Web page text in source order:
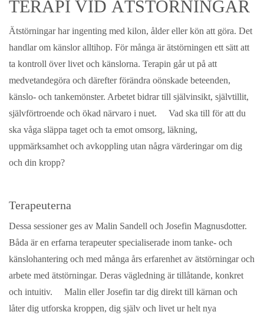
TERAPI VID ÄTSTÖRNINGAR
Ätstörningar har ingenting med kilon, ålder eller kön att göra. Det
handlar om känslor alltihop. För många är ätstörningen ett sätt att
ta kontroll över livet och känslorna. Terapin går ut på att
medvetandegöra och därefter förändra oönskade beteenden,
känslo- och tankemönster. Arbetet bidrar till självinsikt, självtillit,
självförtroende och ökad närvaro i nuet. Vad ska till för att du
ska våga släppa taget och ta emot omsorg, läkning,
uppmärksamhet och avkoppling utan några värderingar om dig
och din kropp?
Terapeuterna
Dessa sessioner ges av Malin Sandell och Josefin Magnusdotter.
Båda är en erfarna terapeuter specialiserade inom tanke- och
känslohantering och med många års erfarenhet av ätstörningar och
arbete med ätstörningar. Deras vägledning är tillåtande, konkret
och intuitiv. Malin eller Josefin tar dig direkt till kärnan och
låter dig utforska kroppen, dig själv och livet ur helt nya